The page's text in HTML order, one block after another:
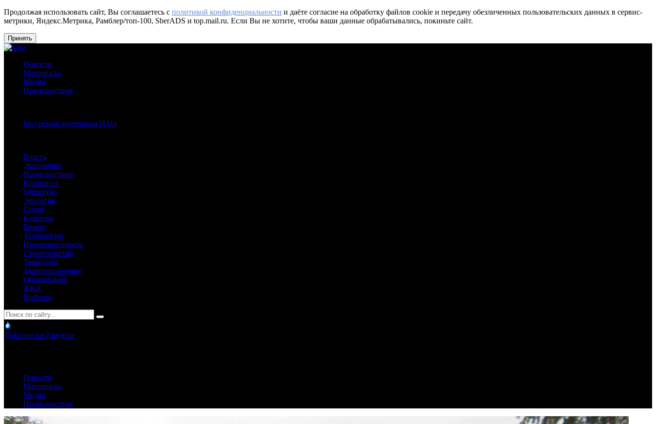
Продолжая использовать сайт, Вы соглашаетесь с политикой конфиденциальности и даёте согласие на обработку файлов cookie и передачу обезличенных пользовательских данных в сервис-
метрики, Яндекс.Метрика, Рамблер/топ-100, SberADS и top.mail.ru. Если Вы не хотите, чтобы ваши данные обрабатывались, покиньте сайт.
Принять
Новости
Материалы
Медиа
Происшествия
Ресурсный потенциал НАО
Власть
Экономика
Происшествия
Криминал
Общество
Экология
Спорт
Культура
Бизнес
Технологии
Промышленность
Строительство
Транспорт
Здравоохранение
Образование
ЖКХ
Выборы
Прогноз на 2 недели
Новости
Материалы
Медиа
Происшествия